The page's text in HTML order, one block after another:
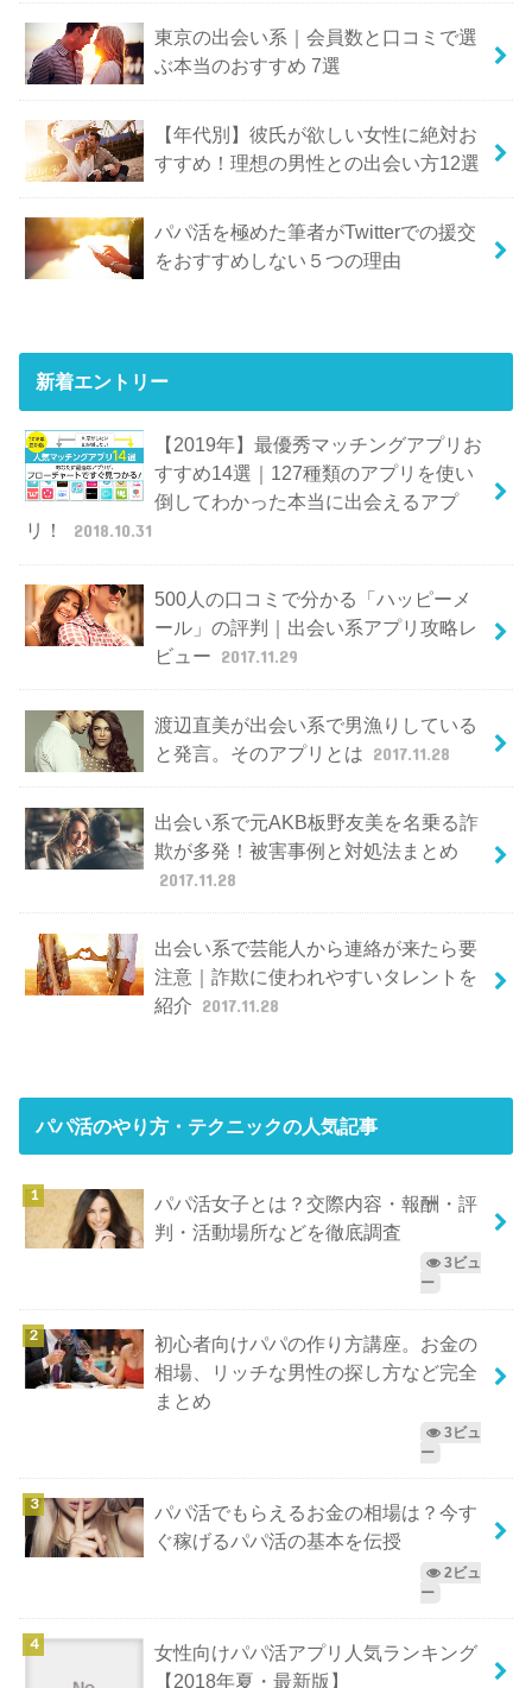
東京の出会い系｜会員数と口コミで選
ぶ本当のおすすめ 7選
【年代別】彼氏が欲しい女性に絶対お
すすめ！理想の男性との出会い方12選
パパ活を極めた筆者がTwitterでの援交
をおすすめしない５つの理由
新着エントリー
【2019年】最優秀マッチングアプリお
すすめ14選｜127種類のアプリを使い
倒してわかった本当に出会えるアプ
リ！
2018.10.31
500人の口コミで分かる「ハッピーメ
ール」の評判｜出会い系アプリ攻略レ
ビュー 2017.11.29
渡辺直美が出会い系で男漁りしている
と発言。そのアプリとは 2017.11.28
出会い系で元AKB板野友美を名乗る詐
欺が多発！被害事例と対処法まとめ
2017.11.28
出会い系で芸能人から連絡が来たら要
注意｜詐欺に使われやすいタレントを
紹介 2017.11.28
パパ活のやり方・テクニックの人気記事
パパ活女子とは？交際内容・報酬・評
判・活動場所などを徹底調査
3ビュ
ー
初心者向けパパの作り方講座。お金の
相場、リッチな男性の探し方など完全
まとめ
3ビュ
ー
パパ活でもらえるお金の相場は？今す
ぐ稼げるパパ活の基本を伝授
2ビュ
ー
女性向けパパ活アプリ人気ランキング
【2018年夏・最新版】